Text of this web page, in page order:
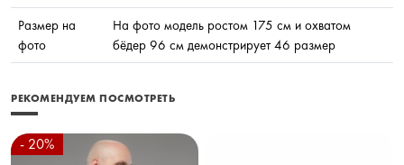
Размер на
фото
На фото модель ростом 175 см и охватом
бёдер 96 см демонстрирует 46 размер
РЕКОМЕНДУЕМ ПОСМОТРЕТЬ
- 20%